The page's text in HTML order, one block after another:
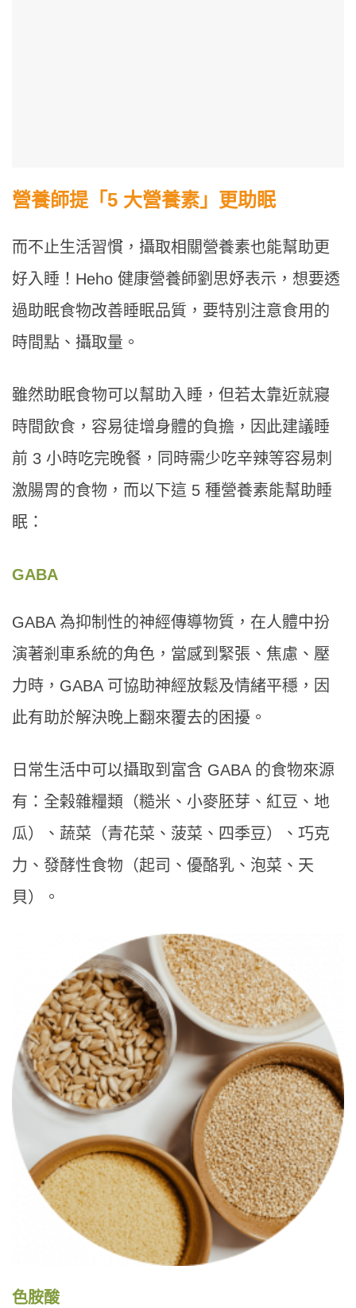
營養師提「5 大營養素」更助眠
而不止生活習慣，攝取相關營養素也能幫助更
好入睡！Heho 健康營養師劉思妤表示，想要透
過助眠食物改善睡眠品質，要特別注意食用的
時間點、攝取量。
雖然助眠食物可以幫助入睡，但若太靠近就寢
時間飲食，容易徒增身體的負擔，因此建議睡
前 3 小時吃完晚餐，同時需少吃辛辣等容易刺
激腸胃的食物，而以下這 5 種營養素能幫助睡
眠：
GABA
GABA 為抑制性的神經傳導物質，在人體中扮
演著剎車系統的角色，當感到緊張、焦慮、壓
力時，GABA 可協助神經放鬆及情緒平穩，因
此有助於解決晚上翻來覆去的困擾。
日常生活中可以攝取到富含 GABA 的食物來源
有：全榖雜糧類（糙米、小麥胚芽、紅豆、地
瓜）、蔬菜（青花菜、菠菜、四季豆）、巧克
力、發酵性食物（起司、優酪乳、泡菜、天
貝）。
色胺酸